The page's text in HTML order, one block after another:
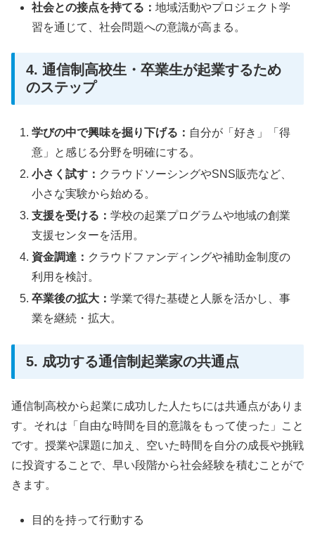
社会との接点を持てる：地域活動やプロジェクト学
習を通じて、社会問題への意識が高まる。
4. 通信制高校生・卒業生が起業するため
のステップ
学びの中で興味を掘り下げる： 自分が「好き」「得
意」と感じる分野を明確にする。
小さく試す： クラウドソーシングやSNS販売など、
小さな実験から始める。
支援を受ける：学校の起業プログラムや地域の創業
支援センターを活用。
資金調達： クラウドファンディングや補助金制度の
利用を検討。
卒業後の拡大：学業で得た基礎と人脈を活かし、事
業を継続・拡大。
5. 成功する通信制起業家の共通点
通信制高校から起業に成功した人たちには共通点がありま
す。それは「自由な時間を目的意識をもって使った」こと
です。授業や課題に加え、空いた時間を自分の成長や挑戦
に投資することで、早い段階から社会経験を積むことがで
きます。
目的を持って行動する